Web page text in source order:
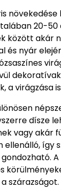
20-
között akár
és nyár
a virágzása
dísze
vagy akár
ellenálló, így
szárazságot.